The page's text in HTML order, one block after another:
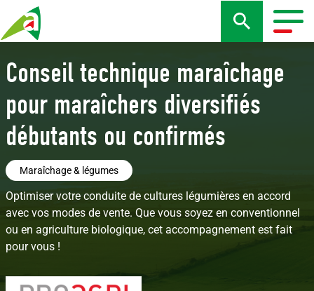
au
contenu
Conseil technique maraîchage
pour maraîchers diversifiés
débutants ou confirmés
Maraîchage & légumes
Optimiser votre conduite de cultures légumières en accord
avec vos modes de vente. Que vous soyez en conventionnel
ou en agriculture biologique, cet accompagnement est fait
pour vous !